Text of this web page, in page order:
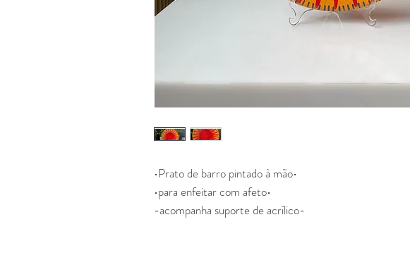
•Prato de barro pintado à mão•
•para enfeitar com afeto•
-acompanha suporte de acrílico-